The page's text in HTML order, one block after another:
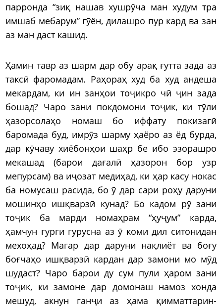
парронда “зиқ нашав хушрӯча ман худум тра
имшаб мебарум” гӯён, дилашро пур кард ва зан
аз ман даст кашид.
Ҳамин тавр аз шарм дар обу арақ ғутта зада аз
таксӣ фаромадам. Раҳораҳ худ ба худ андеша
мекардам, ки ин занҳои тоҷикро чӣ ҷин зада
бошад? Чаро зани покдомони тоҷик, ки тӯли
ҳазорсолаҳо номаш бо иффату покизагӣ
баромада буд, имрӯз шарму ҳаёро аз ёд бурда,
дар кӯчаву хиёбонҳои шаҳр бе ибо эзорашро
мекашад (барои дағалӣ ҳазорон бор узр
мепурсам) ва иҷозат медиҳад, ки ҳар касу нокас
ба номусаш расида, бо ӯ дар сари роҳу даруни
мошинҳо ишқварзӣ кунад? Бо кадом рӯ зани
тоҷик ба марди номаҳрам “ҳуҷум” карда,
ҳамчун гурги гурусна аз ӯ коми дил ситонидан
мехоҳад? Магар дар даруни нақлиёт ва боғу
боғчаҳо ишқварзӣ кардан дар замони мо мӯд
шудаст? Чаро барои ду сум пули ҳаром зани
тоҷик, ки замоне дар домонаш намоз хонда
мешуд, акнун ганҷи аз ҳама қимматтарин-